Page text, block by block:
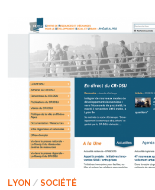
LYON / SOCIÉTÉ